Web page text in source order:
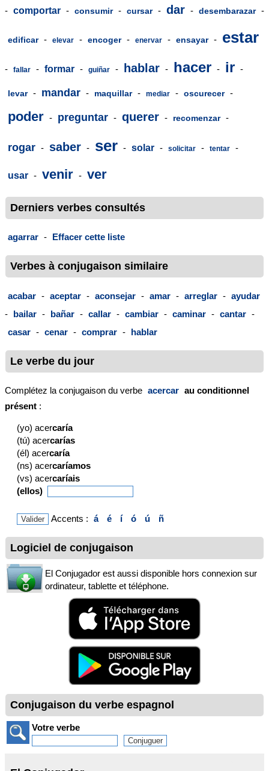
- comportar - consumir - cursar - dar - desembarazar -
edificar - elevar - encoger - enervar - ensayar - estar
- fallar - formar - guiñar - hablar - hacer - ir -
levar - mandar - maquillar - mediar - oscurecer -
poder - preguntar - querer - recomenzar -
rogar - saber - ser - solar - solicitar - tentar -
usar - venir - ver
Derniers verbes consultés
agarrar - Effacer cette liste
Verbes à conjugaison similaire
acabar - aceptar - aconsejar - amar - arreglar - ayudar
- bailar - bañar - callar - cambiar - caminar - cantar -
casar - cenar - comprar - hablar
Le verbe du jour
Complétez la conjugaison du verbe acercar au conditionnel
présent :
(yo) acercaría
(tú) acercarías
(él) acercaría
(ns) acercaríamos
(vs) acercaríais
(ellos)
Accents : á é í ó ú ñ
Logiciel de conjugaison
El Conjugador est aussi disponible hors connexion sur
ordinateur, tablette et téléphone.
Conjugaison du verbe espagnol
Votre verbe